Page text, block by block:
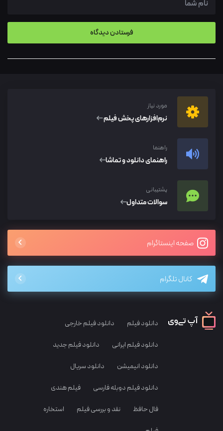
مورد نیاز
نرم‌افزار‌های پخش فیلم
راهنما
راهنمای دانلود و تماشا
پشتیبانی
سوالات متداول
صفحه اینستاگرام
کانال تلگرام
دانلود فیلم دانلود فیلم خارجی
دانلود فیلم ایرانی دانلود فیلم جدید
دانلود انیمیشن دانلود سریال
دانلود فیلم دوبله فارسی فیلم هندی
فال حافظ نقد و بررسی فیلم استخاره